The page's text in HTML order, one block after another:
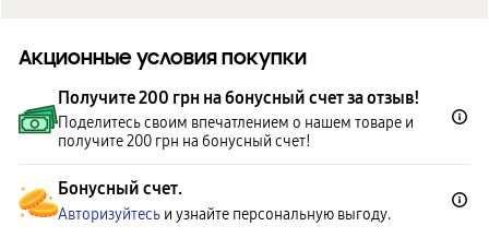
Акционные условия покупки
Получите 200 грн на бонусный счет за отзыв!
Поделитесь своим впечатлением о нашем товаре и
получите 200 грн на бонусный счет!
Бонусный счет.
Авторизуйтесь и узнайте персональную выгоду.